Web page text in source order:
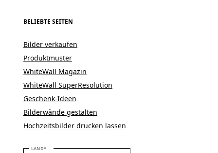
BELIEBTE SEITEN
Bilder verkaufen
Produktmuster
WhiteWall Magazin
WhiteWall SuperResolution
Geschenk-Ideen
Bilderwände gestalten
Hochzeitsbilder drucken lassen
LANDBITTE WÄHLEN SIE IHR LAND